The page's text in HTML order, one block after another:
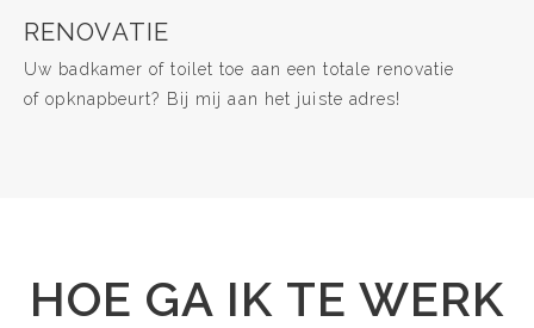
RENOVATIE
Uw badkamer of toilet toe aan een totale renovatie
of opknapbeurt? Bij mij aan het juiste adres!
HOE GA IK TE WERK